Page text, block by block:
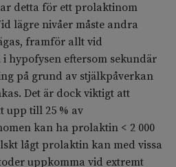
detta för ett prolaktinom
lägre nivåer måste andra
framför allt vid
hypofysen eftersom sekundär
på grund av stjälkpåverkan
Det är dock viktigt att
upp till 25 % av
kan ha prolaktin < 2 000
lågt prolaktin kan med vissa
uppkomma vid extremt